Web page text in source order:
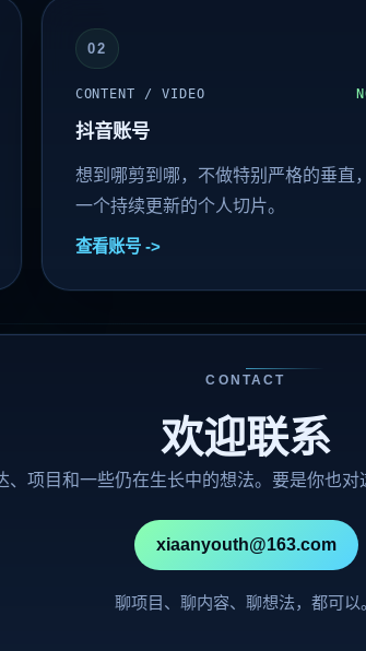
02
CONTENT / VIDEO
抖音账号
想到哪剪到哪，不做特别严格的垂直
一个持续更新的个人切片。
查看账号
CONTACT
欢迎联系
、项目和一些仍在生长中的想法。要是你也对
xiaanyouth@163.com
聊项目、聊内容、聊想法，都可以